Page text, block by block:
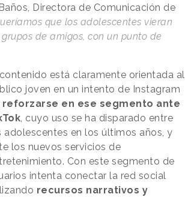
Directora de Comunicación de
que los adolescentes vieran
de amigos, con un punto de
está claramente orientada al
joven en un intento de Instagram
reforzarse en ese segmento ante
, cuyo uso se ha disparado entre
adolescentes en los últimos años, y
los nuevos servicios de
Con este segmento de
intenta conectar la red social
recursos narrativos y